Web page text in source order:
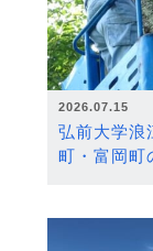
2026.07.15
弘前大学
町・富岡町